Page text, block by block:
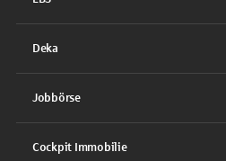
Deka
Jobbörse
Cockpit Immobilie